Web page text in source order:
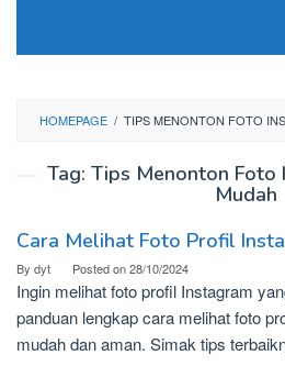
HOMEPAGE / TIPS MENONTON FOTO
Tag: Tips Menonton Foto
Mudah
Cara Melihat Foto Profil
By dyt Posted on28/10/2024
Ingin melihat foto profil Instagram
panduan lengkap cara melihat foto
mudah dan aman. Simak tips